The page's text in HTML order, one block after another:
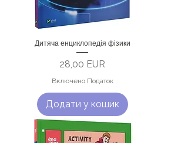
Дитяча енциклопедія фізики
Ціна
28,00 EUR
Включено Податок
Додати у кошик